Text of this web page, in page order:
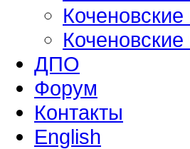
ДПО
Форум
Контакты
English